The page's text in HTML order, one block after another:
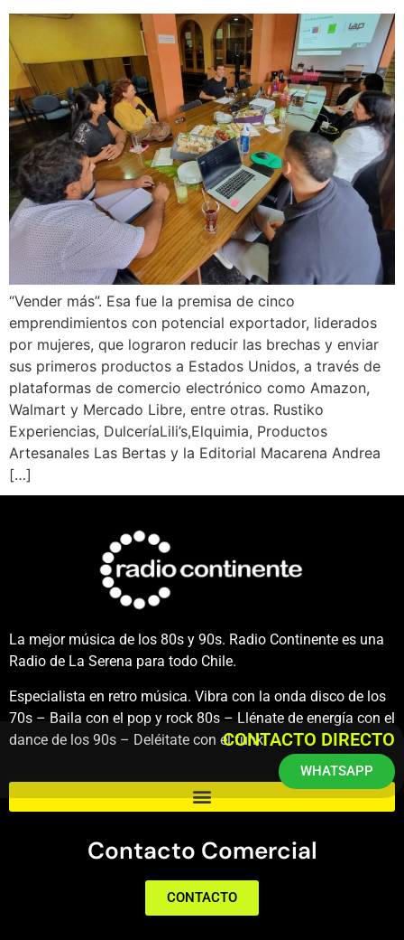
“Vender más”. Esa fue la premisa de cinco
emprendimientos con potencial exportador, liderados
por mujeres, que lograron reducir las brechas y enviar
sus primeros productos a Estados Unidos, a través de
plataformas de comercio electrónico como Amazon,
Walmart y Mercado Libre, entre otras. Rustiko
Experiencias, DulceríaLili’s,Elquimia, Productos
Artesanales Las Bertas y la Editorial Macarena Andrea
[…]
La mejor música de los 80s y 90s. Radio Continente es una
Radio de La Serena para todo Chile.
Especialista en retro música. Vibra con la onda disco de los
70s – Baila con el pop y rock 80s – Llénate de energía con el
dance de los 90s – Deléitate con el funk.
Contacto Comercial
CONTACTO
CONTACTO DIRECTO
WHATSAPP